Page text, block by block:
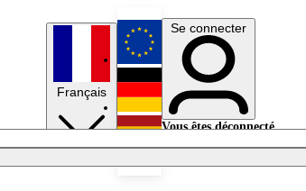
Français
English
Deutsch
Se connecter
Vous êtes déconnecté.